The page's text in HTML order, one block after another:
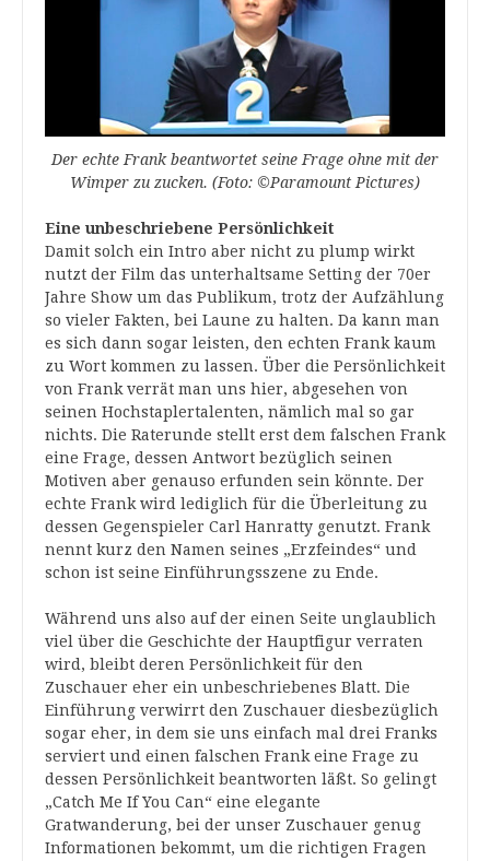
Der echte Frank beantwortet seine Frage ohne mit der
Wimper zu zucken. (Foto: ©Paramount Pictures)
Eine unbeschriebene Persönlichkeit
Damit solch ein Intro aber nicht zu plump wirkt
nutzt der Film das unterhaltsame Setting der 70er
Jahre Show um das Publikum, trotz der Aufzählung
so vieler Fakten, bei Laune zu halten. Da kann man
es sich dann sogar leisten, den echten Frank kaum
zu Wort kommen zu lassen. Über die Persönlichkeit
von Frank verrät man uns hier, abgesehen von
seinen Hochstaplertalenten, nämlich mal so gar
nichts. Die Raterunde stellt erst dem falschen Frank
eine Frage, dessen Antwort bezüglich seinen
Motiven aber genauso erfunden sein könnte. Der
echte Frank wird lediglich für die Überleitung zu
dessen Gegenspieler Carl Hanratty genutzt. Frank
nennt kurz den Namen seines „Erzfeindes“ und
schon ist seine Einführungsszene zu Ende.
Während uns also auf der einen Seite unglaublich
viel über die Geschichte der Hauptfigur verraten
wird, bleibt deren Persönlichkeit für den
Zuschauer eher ein unbeschriebenes Blatt. Die
Einführung verwirrt den Zuschauer diesbezüglich
sogar eher, in dem sie uns einfach mal drei Franks
serviert und einen falschen Frank eine Frage zu
dessen Persönlichkeit beantworten läßt. So gelingt
„Catch Me If You Can“ eine elegante
Gratwanderung, bei der unser Zuschauer genug
Informationen bekommt, um die richtigen Fragen